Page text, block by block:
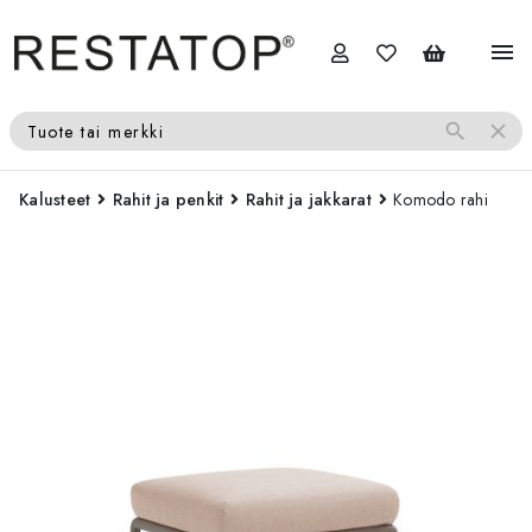
menu
Tuote tai merkki search close
Kalusteet Rahit ja penkit Rahit ja jakkarat Komodo rahi